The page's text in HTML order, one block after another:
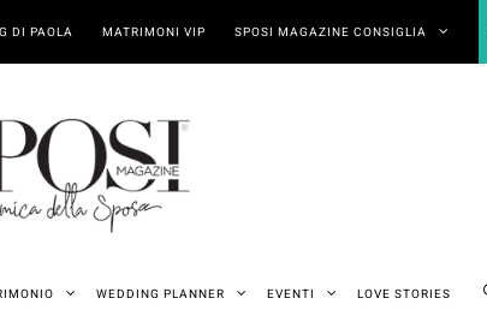
DI PAOLA MATRIMONI VIP SPOSI MAGAZINE CONSIGLIA
WEDDING PLANNER EVENTI LOVE STORIES